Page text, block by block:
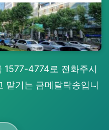
1577-4774로 전화주시
맡기는 금메달탁송입니